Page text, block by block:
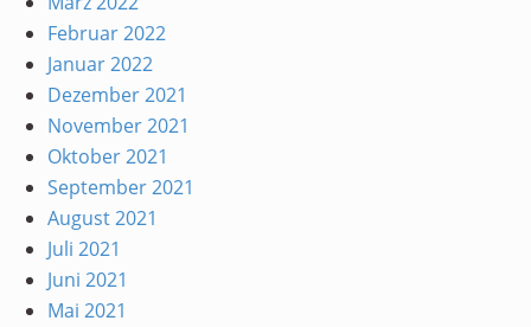
Februar 2022
Januar 2022
Dezember 2021
November 2021
Oktober 2021
September 2021
August 2021
Juli 2021
Juni 2021
Mai 2021